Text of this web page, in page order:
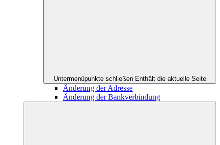
Untermenüpunkte schließen Enthält die aktuelle Seite
Änderung der Adresse
Änderung der Bankverbindung